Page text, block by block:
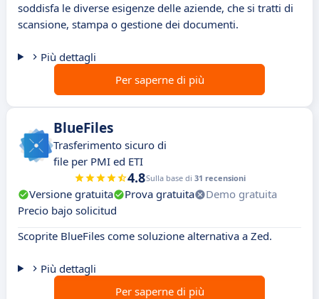
soddisfa le diverse esigenze delle aziende, che si tratti di
scansione, stampa o gestione dei documenti.
Più dettagli
Per saperne di più
BlueFiles
Trasferimento sicuro di
file per PMI ed ETI
4.8Sulla base di 31 recensioni
Versione gratuita Prova gratuita
Demo gratuita
Precio bajo solicitud
Scoprite BlueFiles come soluzione alternativa a Zed.
Più dettagli
Per saperne di più